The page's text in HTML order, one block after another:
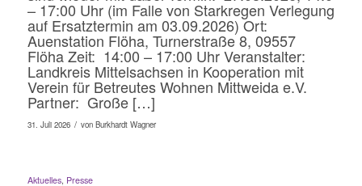
– 17:00 Uhr (im Falle von Starkregen Verlegung
auf Ersatztermin am 03.09.2026) Ort:
Auenstation Flöha, Turnerstraße 8, 09557
Flöha Zeit: 14:00 – 17:00 Uhr Veranstalter:
Landkreis Mittelsachsen in Kooperation mit
Verein für Betreutes Wohnen Mittweida e.V.
Partner: Große […]
31. Juli 2026 / von Burkhardt Wagner
Aktuelles, Presse